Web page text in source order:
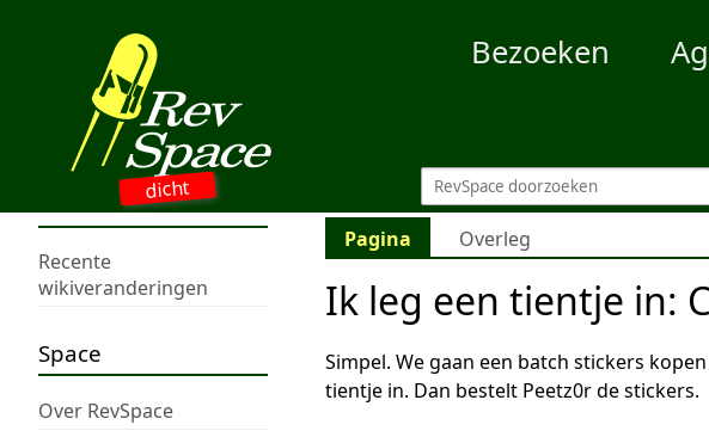
dicht
Bezoeken
Recente
wikiveranderingen
Space
Over RevSpace
Pagina Overleg
Ik leg een tientje in:
Simpel. We gaan een batch stickers
tientje in. Dan bestelt Peetz0r de stickers.